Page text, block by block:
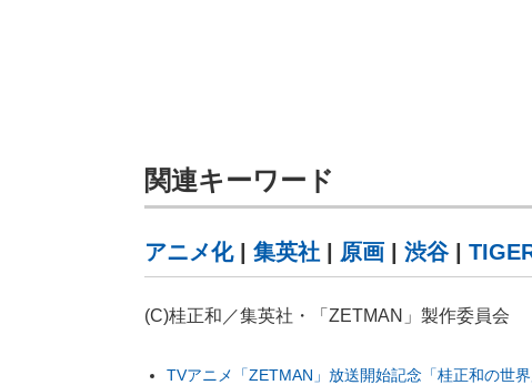
関連キーワード
アニメ化| 集英社 原画 渋谷|
(C)桂正和／集英社・「ZETMAN」製作委員会
TVアニメ「ZETMAN」放送開始記念「桂正和の世界